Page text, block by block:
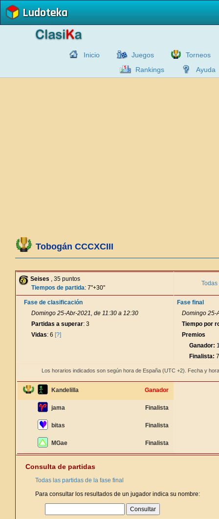
Ludoteka
Inicio Juegos
Torneos
Rankings
Ayuda
Tobogán CCCXCIII
Seises , 35 puntos
Tiempos de partida: 7"+30"
Fase de clasificación
Domingo 25-Abr-2021, de 11:30 a 12:30
Partidas a superar: 3
Vidas: 6 [?]
Fase final
Domingo 25-
Tiempo por
Premios
Ganador:
Finalista:
Los horarios indicados son según hora de España (UTC +2). Fecha y
Kandelilla Ganador
jama Finalista
bitas Finalista
MGae Finalista
Consulta de partidas
Todas las partidas de la fase final
Para consultar los resultados de un jugador indica su nombre: